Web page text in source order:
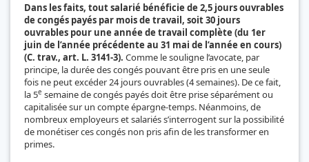
Dans les faits, tout salarié bénéficie de 2,5 jours ouvrables
de congés payés par mois de travail, soit 30 jours
ouvrables pour une année de travail complète (du 1er
juin de l’année précédente au 31 mai de l’année en cours)
(C. trav., art. L. 3141-3). Comme le souligne l’avocate, par
principe, la durée des congés pouvant être pris en une seule
fois ne peut excéder 24 jours ouvrables (4 semaines). De ce fait,
la 5e semaine de congés payés doit être prise séparément ou
capitalisée sur un compte épargne-temps. Néanmoins, de
nombreux employeurs et salariés s’interrogent sur la possibilité
de monétiser ces congés non pris afin de les transformer en
primes.